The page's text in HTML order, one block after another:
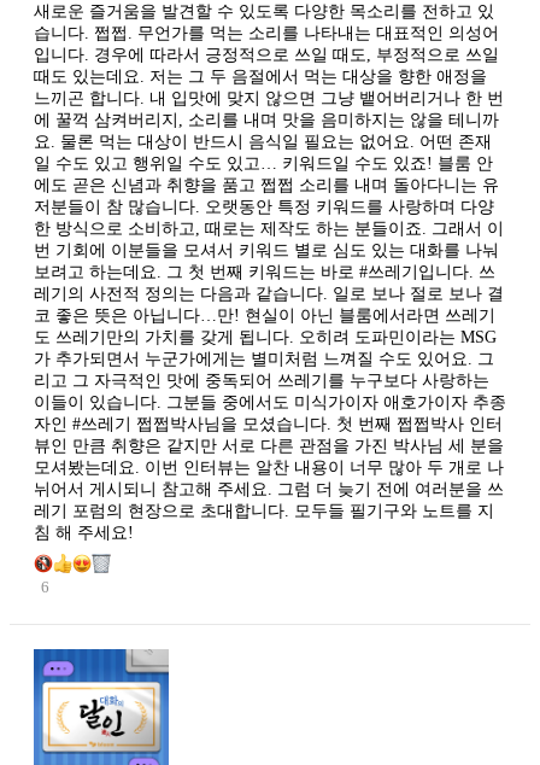
새로운 즐거움을 발견할 수 있도록 다양한 목소리를 전하고 있
습니다. 쩝쩝. 무언가를 먹는 소리를 나타내는 대표적인 의성어
입니다. 경우에 따라서 긍정적으로 쓰일 때도, 부정적으로 쓰일
때도 있는데요. 저는 그 두 음절에서 먹는 대상을 향한 애정을
느끼곤 합니다. 내 입맛에 맞지 않으면 그냥 뱉어버리거나 한 번
에 꿀꺽 삼켜버리지, 소리를 내며 맛을 음미하지는 않을 테니까
요. 물론 먹는 대상이 반드시 음식일 필요는 없어요. 어떤 존재
일 수도 있고 행위일 수도 있고… 키워드일 수도 있죠! 블룸 안
에도 곧은 신념과 취향을 품고 쩝쩝 소리를 내며 돌아다니는 유
저분들이 참 많습니다. 오랫동안 특정 키워드를 사랑하며 다양
한 방식으로 소비하고, 때로는 제작도 하는 분들이죠. 그래서 이
번 기회에 이분들을 모셔서 키워드 별로 심도 있는 대화를 나눠
보려고 하는데요. 그 첫 번째 키워드는 바로 #쓰레기입니다. 쓰
레기의 사전적 정의는 다음과 같습니다. 일로 보나 절로 보나 결
코 좋은 뜻은 아닙니다…만! 현실이 아닌 블룸에서라면 쓰레기
도 쓰레기만의 가치를 갖게 됩니다. 오히려 도파민이라는 MSG
가 추가되면서 누군가에게는 별미처럼 느껴질 수도 있어요. 그
리고 그 자극적인 맛에 중독되어 쓰레기를 누구보다 사랑하는
이들이 있습니다. 그분들 중에서도 미식가이자 애호가이자 추종
자인 #쓰레기 쩝쩝박사님을 모셨습니다. 첫 번째 쩝쩝박사 인터
뷰인 만큼 취향은 같지만 서로 다른 관점을 가진 박사님 세 분을
모셔봤는데요. 이번 인터뷰는 알찬 내용이 너무 많아 두 개로 나
뉘어서 게시되니 참고해 주세요. 그럼 더 늦기 전에 여러분을 쓰
레기 포럼의 현장으로 초대합니다. 모두들 필기구와 노트를 지
침 해 주세요!
6